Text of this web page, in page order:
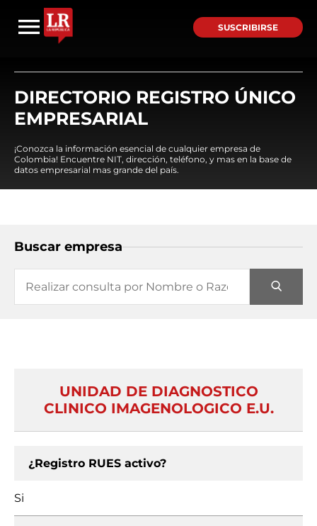
SUSCRIBIRSE
DIRECTORIO REGISTRO ÚNICO
EMPRESARIAL
¡Conozca la información esencial de cualquier empresa de
Colombia! Encuentre NIT, dirección, teléfono, y mas en la base de
datos empresarial mas grande del país.
Buscar empresa
UNIDAD DE DIAGNOSTICO
CLINICO IMAGENOLOGICO E.U.
¿Registro RUES activo?
Si